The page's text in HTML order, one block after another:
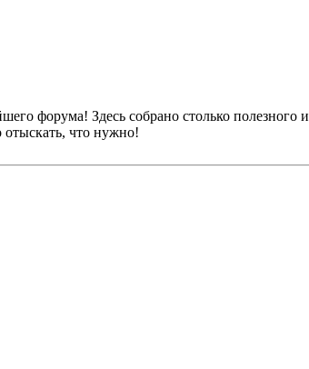
форума! Здесь собрано столько полезного и
отыскать, что нужно!